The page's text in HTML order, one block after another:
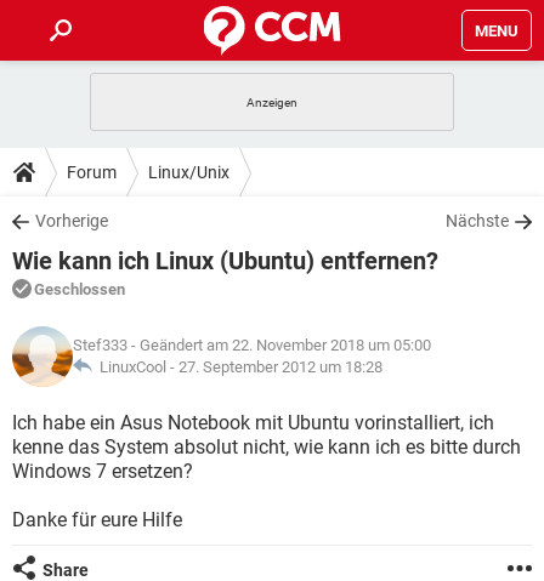
MENU
ANDROID
WINDOWS 10
WHATSAPP TIKTOK
FACEBOOK
TIPPS & TRICKS
SPIELE
WINDOWS 10
WHATSAPP
FACEBOOK HARDWARE
DOWNLOADS
SPIELE STREAMING
ANDROID
WINDOWS 10 INSTAGRAM
WHATSAPP
FACEBOOK HARDWARE
FORUM
SPIELE
ANDROID IOS
WHATSAPP TIKTOK
LEXIKON
SPIELE
ANDROID IOS
WINDOWS 10
WHATSAPP
Forum Linux/Unix
Vorherige Nächste
Wie kann ich Linux (Ubuntu) entfernen?
Geschlossen
Stef333 - Geändert am 22. November 2018 um 05:00
LinuxCool - 27. September 2012 um 18:28
Ich habe ein Asus Notebook mit Ubuntu vorinstalliert, ich
kenne das System absolut nicht, wie kann ich es bitte durch
Windows 7 ersetzen?
Danke für eure Hilfe
Share